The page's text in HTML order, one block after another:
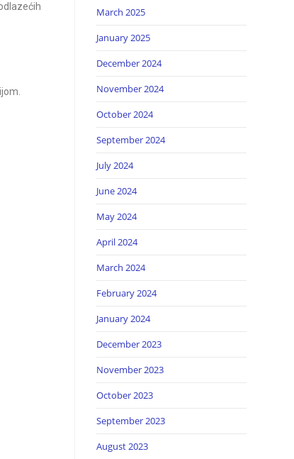
March 2025
January 2025
December 2024
November 2024
October 2024
September 2024
July 2024
June 2024
May 2024
April 2024
March 2024
February 2024
January 2024
December 2023
November 2023
October 2023
September 2023
August 2023